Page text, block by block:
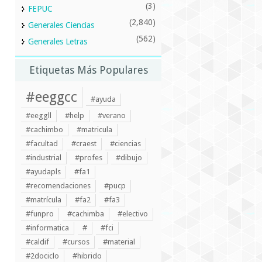
FEPUC (3)
Generales Ciencias (2,840)
Generales Letras (562)
Etiquetas Más Populares
#eeggcc
#ayuda
#eeggll
#help
#verano
#cachimbo
#matricula
#facultad
#craest
#ciencias
#industrial
#profes
#dibujo
#ayudapls
#fa1
#recomendaciones
#pucp
#matrícula
#fa2
#fa3
#funpro
#cachimba
#electivo
#informatica
#
#fci
#caldif
#cursos
#material
#2dociclo
#hibrido